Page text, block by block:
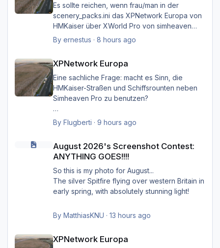
Es sollte reichen, wenn frau/man in der
scenery_packs.ini das XPNetwork Europa von
HMKaiser über XWorld Pro von simheaven
angeordnet hat. Es ist aufgrund der im
XPNetwork gesetzten Exclusions nicht einmal
Aerials, ships, roads - nicht zu
installieren/aktivieren.
Frau/man hat dann überall (in Europa) wo
XPNetwork Europa aktiv ist die Roads,
Schiffsrouten und Aerials von XPNetwork
anstelle jener von Simheaven.
Ernst
By ernestus · 8 hours ago
XPNetwork Europa
Eine sachliche Frage: macht es Sinn, die
HMKaiser-Straßen und Schiffsrounten neben
Simheaven Pro zu benutzen?
Wenn ja, wie? Einfach die Simheaven-Layer
"12-net2-ships" und "13-net3-roads"
"HMK__*"-Ordner benutzen?
Das macht aber dann nur für Deutschland
Sinn?
By Flugberti · 9 hours ago
August 2026's Screenshot Contest:
ANYTHING GOES!!!!
So this is my photo for August...
The silver Spitfire flying over western Britain in
early spring, with absolutely stunning light!
By MatthiasKNU · 13 hours ago
XPNetwork Europa